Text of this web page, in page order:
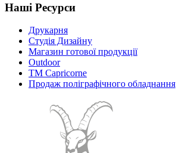
Наші Ресурси
Друкарня
Студія Дизайну
Магазин готової продукції
Outdoor
TM Capricorne
Продаж поліграфічного обладнання